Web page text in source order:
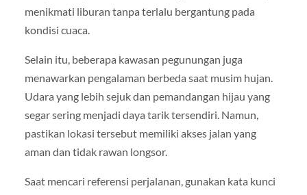
menikmati liburan tanpa terlalu bergantung pada
kondisi cuaca.
Selain itu, beberapa kawasan pegunungan juga
menawarkan pengalaman berbeda saat musim hujan.
Udara yang lebih sejuk dan pemandangan hijau yang
segar sering menjadi daya tarik tersendiri. Namun,
pastikan lokasi tersebut memiliki akses jalan yang
aman dan tidak rawan longsor.
Saat mencari referensi perjalanan, gunakan kata kunci